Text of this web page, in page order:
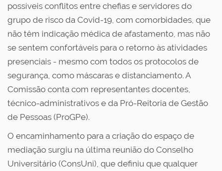
possíveis conflitos entre chefias e servidores do
grupo de risco da Covid-19, com comorbidades, que
não têm indicação médica de afastamento, mas não
se sentem confortáveis para o retorno às atividades
presenciais - mesmo com todos os protocolos de
segurança, como máscaras e distanciamento. A
Comissão conta com representantes docentes,
técnico-administrativos e da Pró-Reitoria de Gestão
de Pessoas (ProGPe).
O encaminhamento para a criação do espaço de
mediação surgiu na última reunião do Conselho
Universitário (ConsUni), que definiu que qualquer